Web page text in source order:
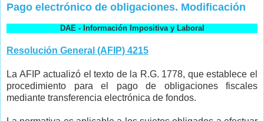
Pago electrónico de obligaciones. Modificación
DAE - Información Impositiva y Laboral
Resolución General (AFIP) 4215
La AFIP actualizó el texto de la R.G. 1778, que establece el
procedimiento para el pago de obligaciones fiscales
mediante transferencia electrónica de fondos.